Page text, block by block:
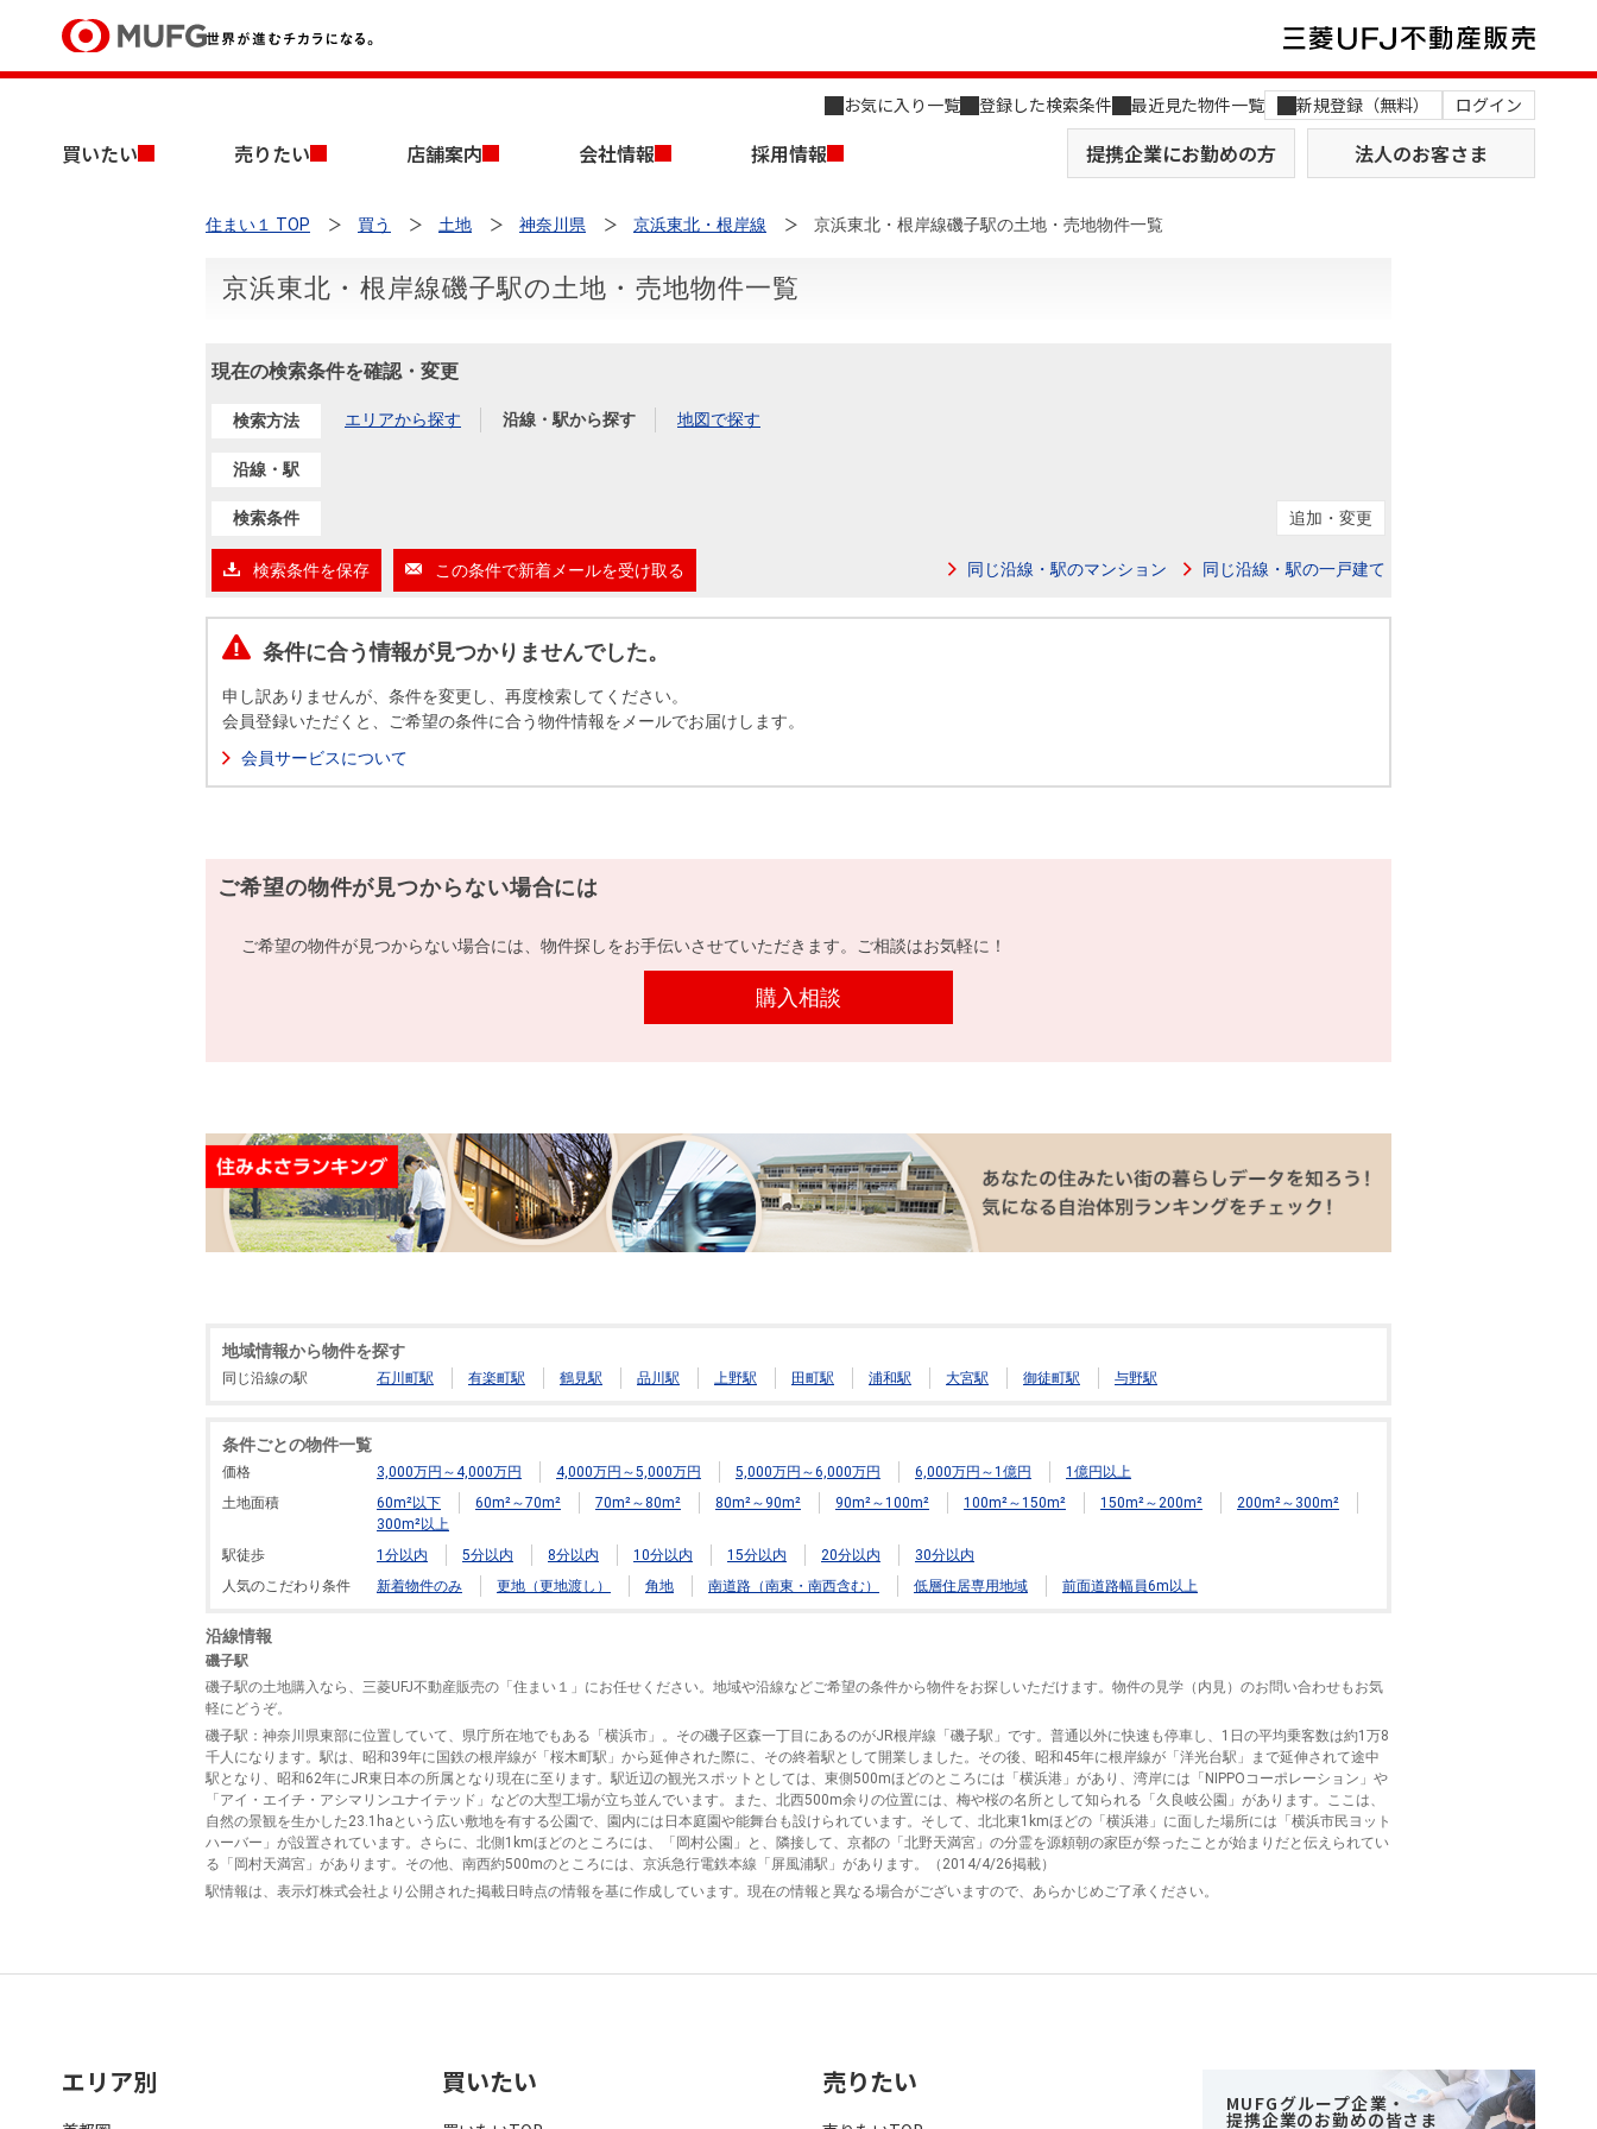
お気に入り一覧 登録した検索条件 最近見た物件一覧 新規登録（無料） ログイン
買いたい 売りたい 店舗案内 会社情報 採用情報 提携企業にお勤めの方 法人のお客さま
買いたいTOP
中古マンションを探す 新築・中古一戸建てを探す
投資用物件を探す おすすめ物件から探す
購入向けサービス
住まいと暮らしの税金の本（電子ブック） 購入ガイド
売りたいTOP
無料査定 売却相談
売却時手取り金額試算
売却向けサービス
住まいと暮らしの税金の本（電子ブック） 売却ガイド
店舗案内TOP
会社情報TOP
採用情報TOP
売りたい
住まい１ TOP 買う 土地 神奈川県 京浜東北・根岸線 京浜東北・根岸線磯子駅の土地・売地物件一覧
京浜東北・根岸線磯子駅の土地・売地物件一覧
現在の検索条件を確認・変更
検索方法 エリアから探す 沿線・駅から探す 地図で探す
沿線・駅
検索条件 追加・変更
検索条件を保存 この条件で新着メールを受け取る 同じ沿線・駅のマンション 同じ沿線・駅の一戸建て
条件に合う情報が見つかりませんでした。
申し訳ありませんが、条件を変更し、再度検索してください。
会員登録いただくと、ご希望の条件に合う物件情報をメールでお届けします。
会員サービスについて
ご希望の物件が見つからない場合には
ご希望の物件が見つからない場合には、物件探しをお手伝いさせていただきます。ご相談はお気軽に！
購入相談
地域情報から物件を探す
同じ沿線の駅 石川町駅 有楽町駅 鶴見駅 品川駅 上野駅 田町駅 浦和駅 大宮駅 御徒町駅 与野駅
条件ごとの物件一覧
価格 3,000万円～4,000万円 4,000万円～5,000万円 5,000万円～6,000万円 6,000万円～1億円
1億円以上
土地面積
60m²以下 60m²～70m² 70m²～80m² 80m²～90m² 90m²～100m² 100m²～150m² 150m²～200m²
200m²～300m²
300m²以上
駅徒歩
1分以内 5分以内 8分以内 10分以内 15分以内 20分以内
30分以内
人気のこだわり条件
新着物件のみ 更地（更地渡し） 角地 南道路（南東・南西含む） 低層住居専用地域 前面道路幅員6m以上
沿線情報
磯子駅
磯子駅の土地購入なら、三菱UFJ不動産販売の「住まい１」にお任せください。地域や沿線などご希望の条件から物件をお探しいただけます。物件の見学（内見）のお問い合わせもお気
軽にどうぞ。
磯子駅 ：神奈川県東部に位置していて、県庁所在地でもある「横浜市」。その磯子区森一丁目にあるのがJR根岸線「磯子駅」です。普通以外に快速も停車し、1日の平均乗客数は約1万8
千人になります。駅は、昭和39年に国鉄の根岸線が「桜木町駅」から延伸された際に、その終着駅として開業しました。その後、昭和45年に根岸線が「洋光台駅」まで延伸されて途中
駅となり、昭和62年にJR東日本の所属となり現在に至ります。駅近辺の観光スポットとしては、東側500mほどのところには「横浜港」があり、湾岸には「NIPPOコーポレーション」や
「アイ・エイチ・アシマリンユナイテッド」などの大型工場が立ち並んでいます。また、北西500m余りの位置には、梅や桜の名所として知られる「久良岐公園」があります。ここは、
自然の景観を生かした23.1haという広い敷地を有する公園で、園内には日本庭園や能舞台も設けられています。そして、北北東1kmほどの「横浜港」に面した場所には「横浜市民ヨット
ハーバー」が設置されています。さらに、北側1kmほどのところには、「岡村公園」と、隣接して、京都の「北野天満宮」の分霊を源頼朝の家臣が祭ったことが始まりだと伝えられてい
る「岡村天満宮」があります。その他、南西約500mのところには、京浜急行電鉄本線「屏風浦駅」があります。（2014/4/26掲載）
駅情報は、表示灯株式会社より公開された掲載日時点の情報を基に作成しています。現在の情報と異なる場合がございますので、あらかじめご了承ください。
エリア別 買いたい 売りたい
MUFGグループ企業・
提携企業のお勤めの皆さま